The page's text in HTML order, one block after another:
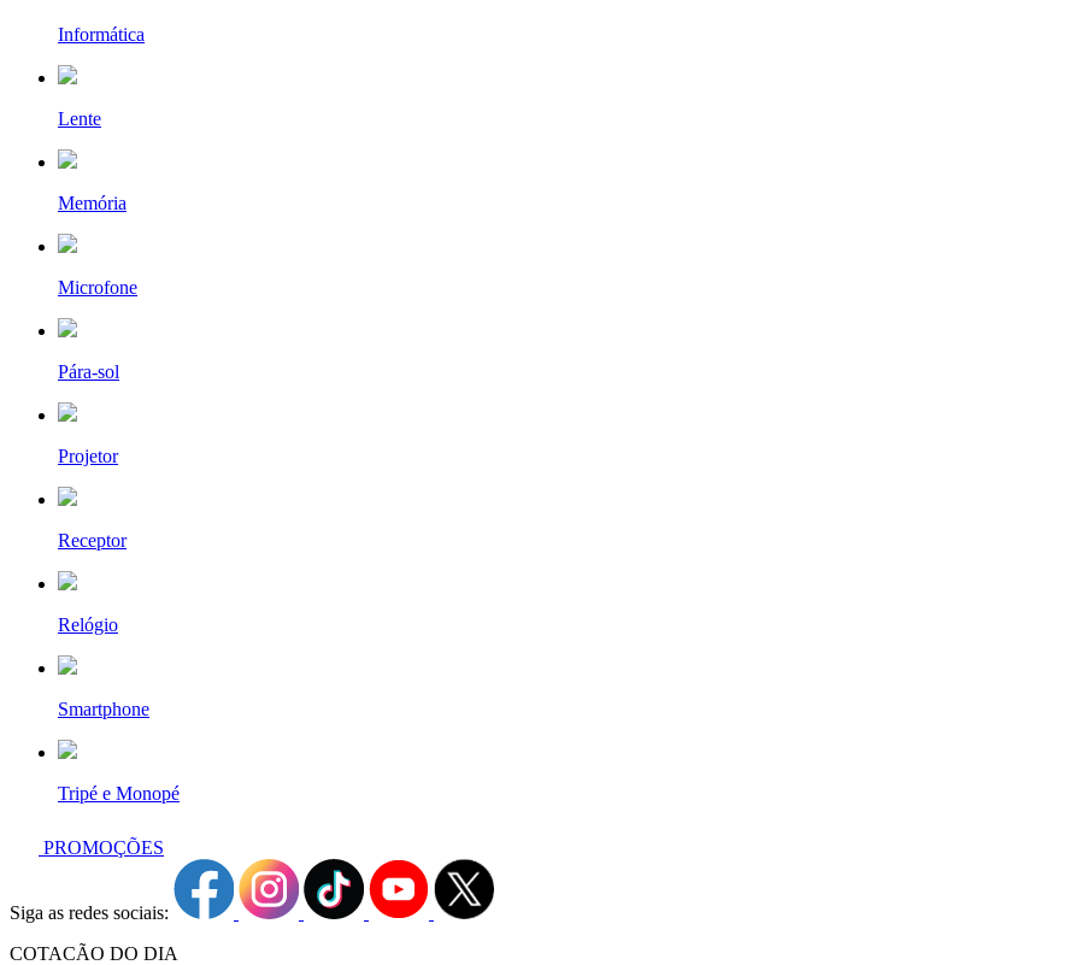
Informática
Lente
Memória
Microfone
Pára-sol
Projetor
Receptor
Relógio
Smartphone
Tripé e Monopé
PROMOÇÕES
Siga as redes sociais:
COTACÃO DO DIA